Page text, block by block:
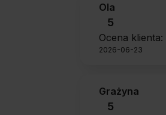
Ola
5
Ocena klienta:
2026-06-23
Grażyna
5